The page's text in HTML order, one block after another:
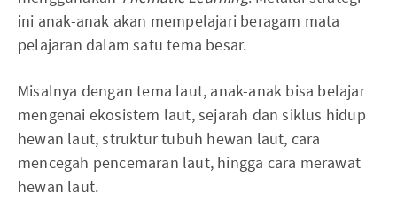
ini anak-anak akan mempelajari beragam mata
pelajaran dalam satu tema besar.
Misalnya dengan tema laut, anak-anak bisa belajar
mengenai ekosistem laut, sejarah dan siklus hidup
hewan laut, struktur tubuh hewan laut, cara
mencegah pencemaran laut, hingga cara merawat
hewan laut.